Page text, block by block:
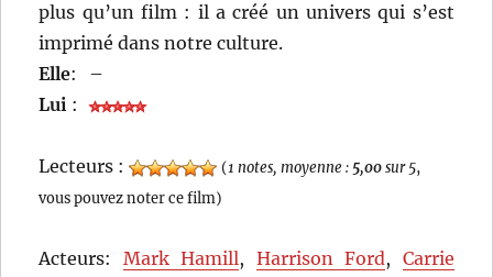
plus qu’un film : il a créé un univers qui s’est
imprimé dans notre culture.
Elle:
–
Lui :
Lecteurs : (1 notes, moyenne : 5,00sur 5,
vous pouvez noter ce film)
Acteurs: Mark Hamill, Harrison Ford, Carrie